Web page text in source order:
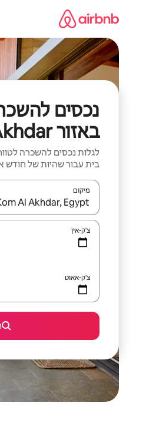
נכסים
באזור Al Kom Al Akhdar
לגלות נכסים להשכרה
בית עבור שהיות של חודש
מיקום
כאשר התוצאות יהיו
צ'ק-אין
צ'ק-אאוט